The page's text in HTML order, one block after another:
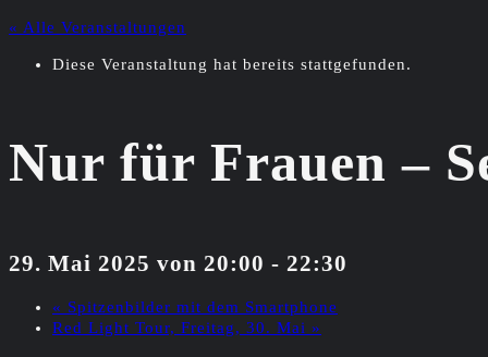
« Alle Veranstaltungen
Diese Veranstaltung hat bereits stattgefunden.
Nur für Frauen –
29. Mai 2025 von 20:00 - 22:30
« Spitzenbilder mit dem Smartphone
Red Light Tour, Freitag, 30. Mai »